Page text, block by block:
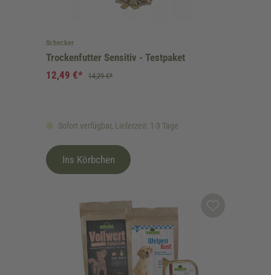
Schecker
Trockenfutter Sensitiv - Testpaket
Sofort verfügbar, Lieferzeit: 1-3 Tage
12,49 €* 14,29 €*
Ins Körbchen